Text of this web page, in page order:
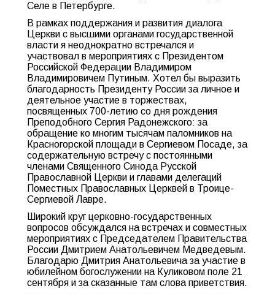
Селе в Петербурге.
В рамках поддержания и развития диалога
Церкви с высшими органами государственной
власти я неоднократно встречался и
участвовал в мероприятиях с Президентом
Российской Федерации Владимиром
Владимировичем Путиным. Хотел бы выразить
благодарность Президенту России за личное и
деятельное участие в торжествах,
посвященных 700-летию со дня рождения
Преподобного Сергия Радонежского: за
обращение ко многим тысячам паломников на
Красногорской площади в Сергиевом Посаде, за
содержательную встречу с постоянными
членами Священного Синода Русской
Православной Церкви и главами делегаций
Поместных Православных Церквей в Троице-
Сергиевой Лавре.
Широкий круг церковно-государственных
вопросов обсуждался на встречах и совместных
мероприятиях с Председателем Правительства
России Дмитрием Анатольевичем Медведевым.
Благодарю Дмитрия Анатольевича за участие в
юбилейном богослужении на Куликовом поле 21
сентября и за сказанные там слова приветствия.